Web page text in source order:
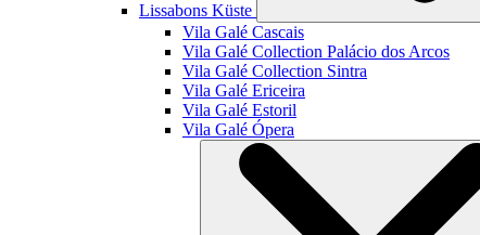
Lissabons Küste
Vila Galé Cascais
Vila Galé Collection Palácio dos Arcos
Vila Galé Collection Sintra
Vila Galé Ericeira
Vila Galé Estoril
Vila Galé Ópera